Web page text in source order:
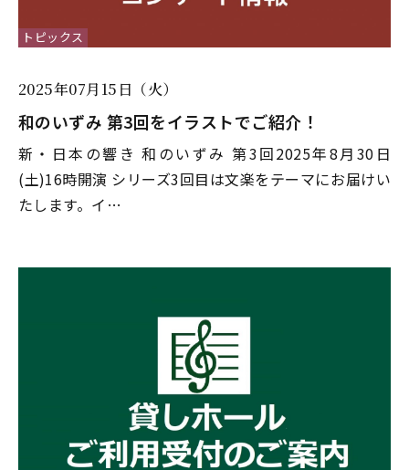
トピックス
2025年07月15日（火）
和のいずみ 第3回をイラストでご紹介！
新・日本の響き 和のいずみ 第3回2025年8月30日
(土)16時開演 シリーズ3回目は文楽をテーマにお届けい
たします。イ…